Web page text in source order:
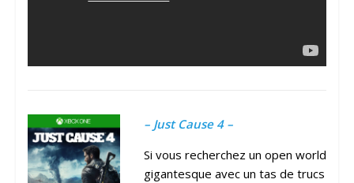
– Just Cause 4 –
Si vous recherchez un open world
gigantesque avec un tas de trucs